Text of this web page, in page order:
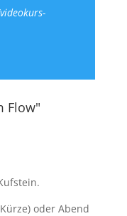
Flow"
oder Abend